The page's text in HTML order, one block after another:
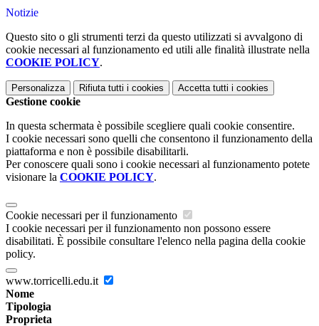
Notizie
Questo sito o gli strumenti terzi da questo utilizzati si avvalgono di
cookie necessari al funzionamento ed utili alle finalità illustrate nella
COOKIE POLICY.
Personalizza Rifiuta tutti i cookies Accetta tutti i cookies
Gestione cookie
In questa schermata è possibile scegliere quali cookie consentire.
I cookie necessari sono quelli che consentono il funzionamento della
piattaforma e non è possibile disabilitarli.
Per conoscere quali sono i cookie necessari al funzionamento potete
visionare la COOKIE POLICY.
Cookie necessari per il funzionamento
I cookie necessari per il funzionamento non possono essere
disabilitati. È possibile consultare l'elenco nella pagina della cookie
policy.
www.torricelli.edu.it
Nome
Tipologia
Proprieta